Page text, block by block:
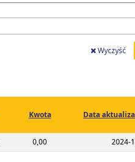
Wyczyść
Kwota Data
0,00 2024-